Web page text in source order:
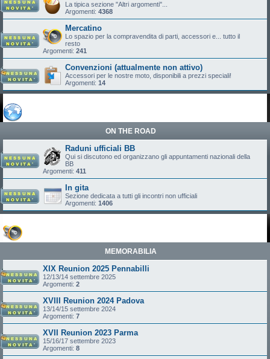
La tipica sezione "Altri argomenti"...
Argomenti: 4368
Mercatino
Lo spazio per la compravendita di parti, accessori e... tutto il
resto
Argomenti: 241
Convenzioni (attualmente non attivo)
Accessori per le nostre moto, disponibili a prezzi speciali!
Argomenti: 14
ON THE ROAD
Raduni ufficiali BB
Qui si discutono ed organizzano gli appuntamenti nazionali della
BB
Argomenti: 411
In gita
Sezione dedicata a tutti gli incontri non ufficiali
Argomenti: 1406
MEMORABILIA
XIX Reunion 2025 Pennabilli
12/13/14 settembre 2025
Argomenti: 2
XVIII Reunion 2024 Padova
13/14/15 settembre 2024
Argomenti: 7
XVII Reunion 2023 Parma
15/16/17 settembre 2023
Argomenti: 8